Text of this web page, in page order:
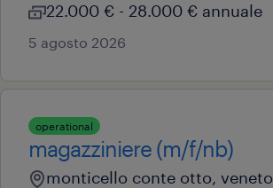
22.000 € - 28.000 € annuale
5 agosto 2026
operational
magazziniere (m/f/nb)
monticello conte otto, veneto